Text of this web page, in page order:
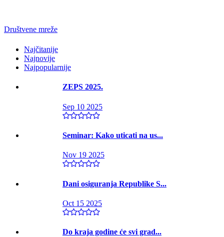
Društvene mreže
Najčitanije
Najnovije
Najpopularnije
ZEPS 2025.
Sep 10 2025
Seminar: Kako uticati na us...
Nov 19 2025
Dani osiguranja Republike S...
Oct 15 2025
Do kraja godine će svi grad...